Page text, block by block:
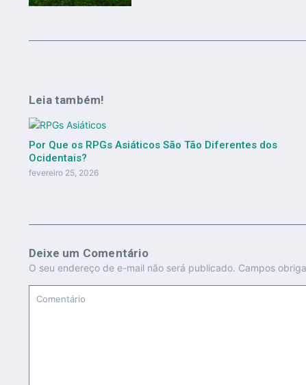
Leia também!
Por Que os RPGs Asiáticos São Tão Diferentes dos
Ocidentais?
fevereiro 25, 2026
Deixe um Comentário
O seu endereço de e-mail não será publicado. Campos